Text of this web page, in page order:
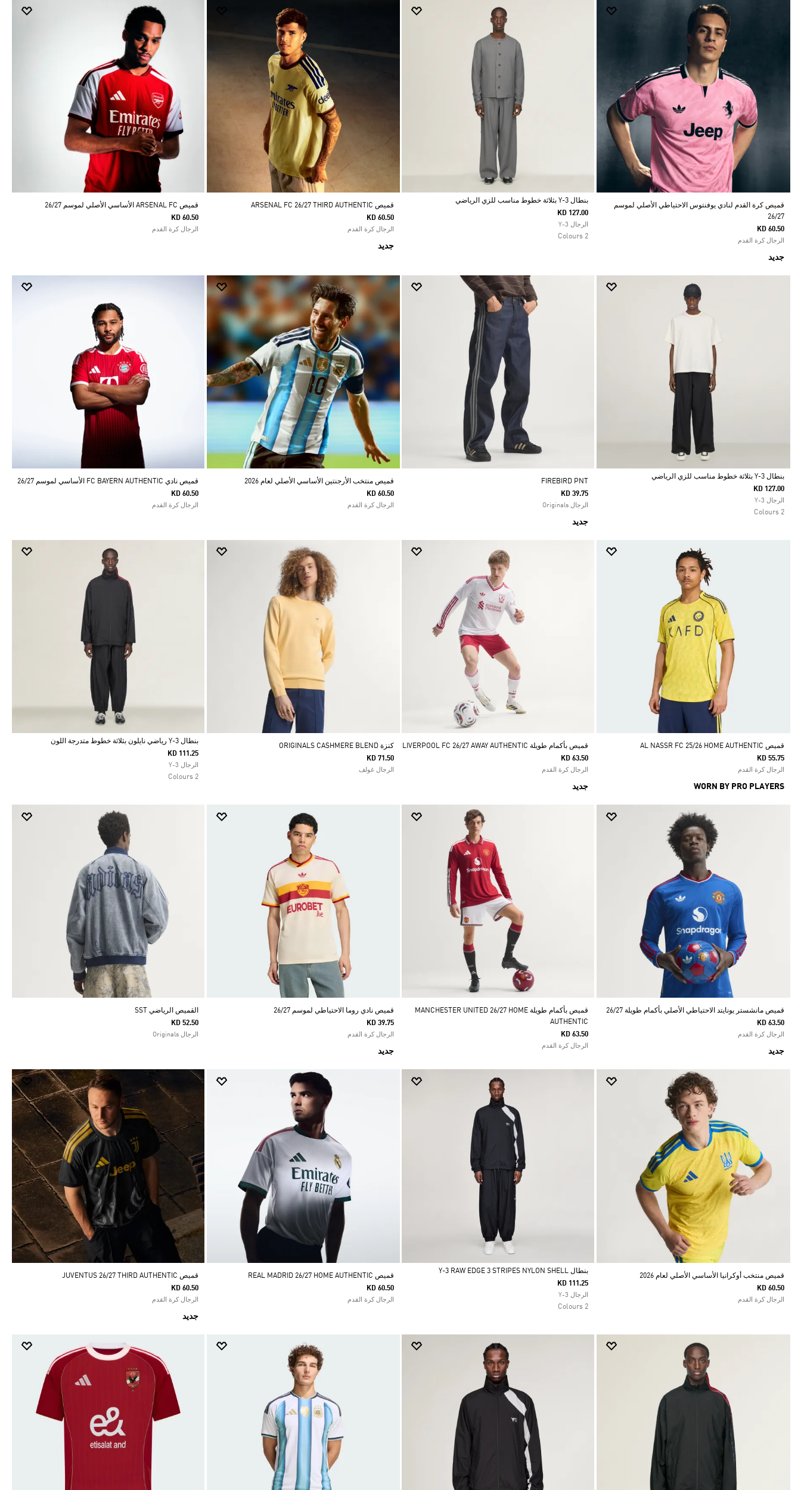
قميص كرة القدم لنادي يوفنتوس الاحتياطي الأصلي لموسم
26/27
KD 60.50
الرجال كرة القدم
جديد
Selected
بنطال Y-3 بثلاثة خطوط مناسب للزي الرياضي
KD 127.00
الرجال Y-3
2 Colours
قميص ARSENAL FC 26/27 THIRD AUTHENTIC
KD 60.50
الرجال كرة القدم
جديد
قميص ARSENAL FC الأساسي الأصلي لموسم 26/27
KD 60.50
الرجال كرة القدم
Selected
بنطال Y-3 بثلاثة خطوط مناسب للزي الرياضي
KD 127.00
الرجال Y-3
2 Colours
FIREBIRD PNT
KD 39.75
الرجال Originals
جديد
قميص منتخب الأرجنتين الأساسي الأصلي لعام 2026
KD 60.50
الرجال كرة القدم
قميص نادي FC BAYERN AUTHENTIC الأساسي لموسم 26/27
KD 60.50
الرجال كرة القدم
قميص AL NASSR FC 25/26 HOME AUTHENTIC
KD 55.75
الرجال كرة القدم
WORN BY PRO PLAYERS
قميص بأكمام طويلة LIVERPOOL FC 26/27 AWAY AUTHENTIC
KD 63.50
الرجال كرة القدم
جديد
كنزة ORIGINALS CASHMERE BLEND
KD 71.50
الرجال غولف
Selected
بنطال Y-3 رياضي نايلون بثلاثة خطوط متدرجة اللون
KD 111.25
الرجال Y-3
2 Colours
قميص مانشستر يونايتد الاحتياطي الأصلي بأكمام طويلة 26/27
KD 63.50
الرجال كرة القدم
جديد
قميص بأكمام طويلة MANCHESTER UNITED 26/27 HOME
AUTHENTIC
KD 63.50
الرجال كرة القدم
قميص نادي روما الاحتياطي لموسم 26/27
KD 39.75
الرجال كرة القدم
جديد
القميص الرياضي SST
KD 52.50
الرجال Originals
قميص منتخب أوكرانيا الأساسي الأصلي لعام 2026
KD 60.50
الرجال كرة القدم
Selected
بنطال Y-3 RAW EDGE 3 STRIPES NYLON SHELL
KD 111.25
الرجال Y-3
2 Colours
قميص REAL MADRID 26/27 HOME AUTHENTIC
KD 60.50
الرجال كرة القدم
قميص JUVENTUS 26/27 THIRD AUTHENTIC
KD 60.50
الرجال كرة القدم
جديد